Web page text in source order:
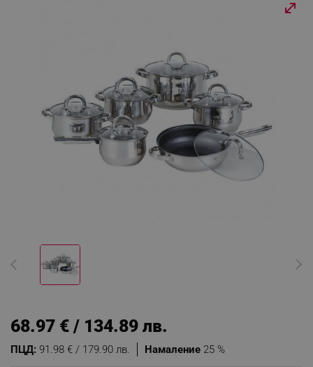
Намаление 25 %
ПЦД: 91.98 € / 179.90 лв.
68.97 € / 134.89 лв.